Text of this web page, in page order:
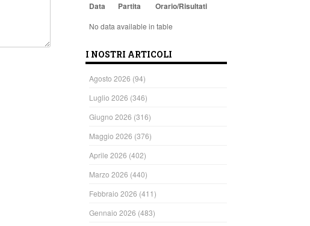
Data Partita Orario/Risultati
No data available in table
I NOSTRI ARTICOLI
Agosto 2026 (94)
Luglio 2026 (346)
Giugno 2026 (316)
Maggio 2026 (376)
Aprile 2026 (402)
Marzo 2026 (440)
Febbraio 2026 (411)
Gennaio 2026 (483)